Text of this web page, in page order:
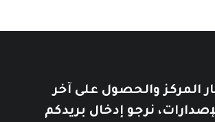
المركز والحصول على آخر
نرجو إدخال بريدكم